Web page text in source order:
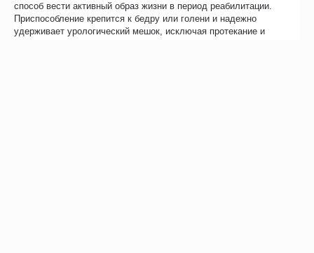
способ вести активный образ жизни в период реабилитации.
Приспособление крепится к бедру или голени и надежно
удерживает урологический мешок, исключая протекание и